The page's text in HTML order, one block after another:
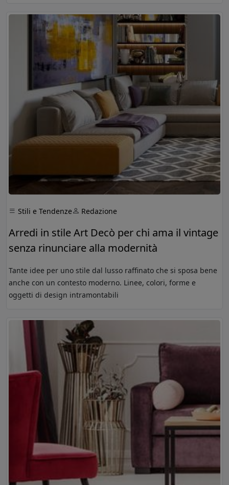
Stili e Tendenze Redazione
Arredi in stile Art Decò per chi ama il vintage
senza rinunciare alla modernità
Tante idee per uno stile dal lusso raffinato che si sposa bene
anche con un contesto moderno. Linee, colori, forme e
oggetti di design intramontabili